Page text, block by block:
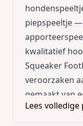
piepspeeltje
kwalitatief
Squeaker
veroorzaken
gemaakt van
in
Lees